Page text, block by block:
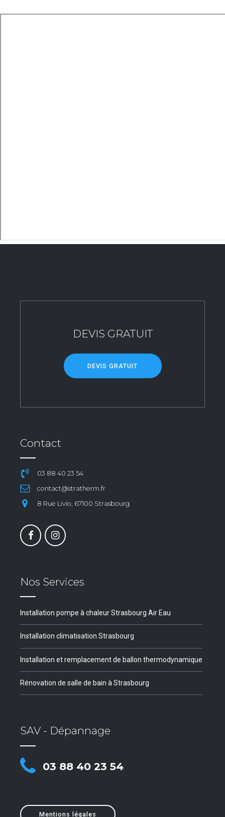
DEVIS GRATUIT
DEVIS GRATUIT
Contact
03 88 40 23 54
contact@stratherm.fr
8 Rue Livio, 67100 Strasbourg
Nos Services
Installation pompe à chaleur Strasbourg Air Eau
Installation climatisation Strasbourg
Installation et remplacement de ballon thermodynamique
Rénovation de salle de bain à Strasbourg
SAV - Dépannage
03 88 40 23 54
Mentions légales